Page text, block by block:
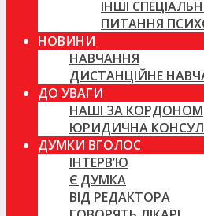
ІНШІ
ПИТАННЯ
НОВИНИ
НАВЧАННЯ
ДИСТАНЦІЙНЕ
ДО УВАГИ
НАШІ ЗА КОРДОНОМ
ЮРИДИЧНА
ДУМКИ ВГОЛОС
ІНТЕРВ’Ю
Є ДУМКА
ВІД РЕДАКТОРА